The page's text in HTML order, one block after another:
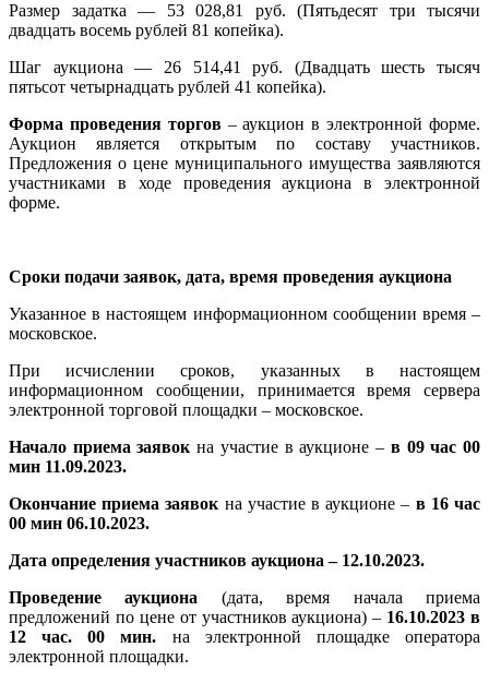
Размер задатка — 53 028,81 руб. (Пятьдесят три тысячи
двадцать восемь рублей 81 копейка).
Шаг аукциона — 26 514,41 руб. (Двадцать шесть тысяч
пятьсот четырнадцать рублей 41 копейка).
Форма проведения торгов – аукцион в электронной форме.
Аукцион является открытым по составу участников.
Предложения о цене муниципального имущества заявляются
участниками в ходе проведения аукциона в электронной
форме.
Сроки подачи заявок, дата, время проведения аукциона
Указанное в настоящем информационном сообщении время –
московское.
При исчислении сроков, указанных в настоящем
информационном сообщении, принимается время сервера
электронной торговой площадки – московское.
Начало приема заявокна участие в аукционе – в 09 час 00
мин 11.09.2023.
Окончание приема заявок на участие в аукционе – в 16 час
00 мин 06.10.2023.
Дата определения участников аукциона – 12.10.2023.
Проведение аукциона (дата, время начала приема
предложений по цене от участников аукциона) – 16.10.2023 в
12 час. 00 мин. на электронной площадке оператора
электронной площадки.